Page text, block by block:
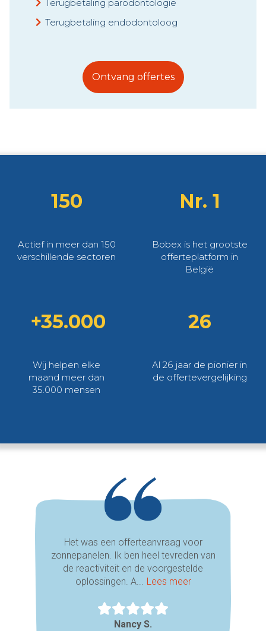
Terugbetaling parodontologie
Terugbetaling endodontoloog
Ontvang offertes
150
Actief in meer dan 150
verschillende sectoren
Nr. 1
Bobex is het grootste
offerteplatform in
België
+35.000
Wij helpen elke
maand meer dan
35.000 mensen
26
Al 26 jaar de pionier in
de offertevergelijking
Het was een offerteanvraag voor
zonnepanelen. Ik ben heel tevreden van
de reactiviteit en de voorgestelde
oplossingen. A...
Lees meer
Nancy S.